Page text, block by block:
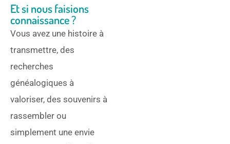
Et si nous faisions
connaissance ?
Vous avez une histoire à
transmettre, des
recherches
généalogiques à
valoriser, des souvenirs à
rassembler ou
simplement une envie